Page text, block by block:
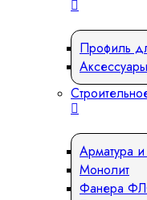
Профиль
Арматура
Монолит
Фанера